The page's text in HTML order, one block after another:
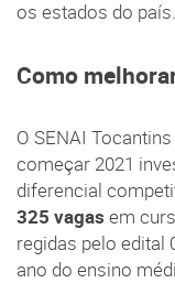
os estados do país.
Como
O SENAI
começar 2021
diferencial
325 vagas em
regidas pelo edital
ano do ensino